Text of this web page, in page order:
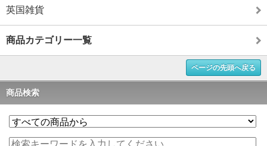
英国雑貨
商品カテゴリー一覧
ページの先頭へ戻る
商品検索